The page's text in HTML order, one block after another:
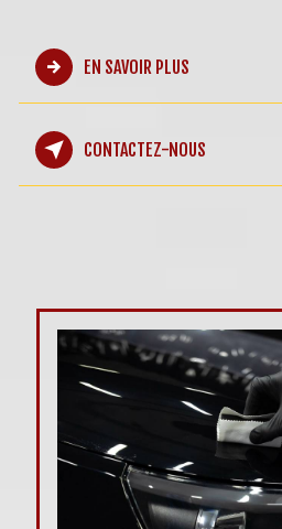
EN SAVOIR PLUS
CONTACTEZ-NOUS